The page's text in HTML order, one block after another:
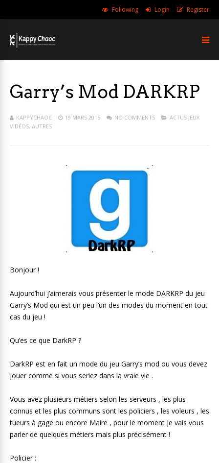
Following Login Register
Garry’s Mod DARKRP
KAPPYCHAOC 19 MARS 2015 NO COMMENTS
ACTUS JEUX
VIDÉOS, AUTRES
Bonjour !
Aujourd’hui j’aimerais vous présenter le mode DARKRP du jeu
Garry’s Mod qui est un peu l’un des modes du moment en tout
cas du jeu !
Qu’es ce que DarkRP ?
DarkRP est en fait un mode du jeu Garry’s mod ou vous devez
jouer comme si vous seriez dans la vraie vie .
Vous avez plusieurs métiers selon les serveurs , les plus
connus et les plus communs sont les policiers , les voleurs , les
tueurs à gage ou encore Maire , pour le moment je vais vous
parler de quelques métiers mais plus précisément !
Policier :